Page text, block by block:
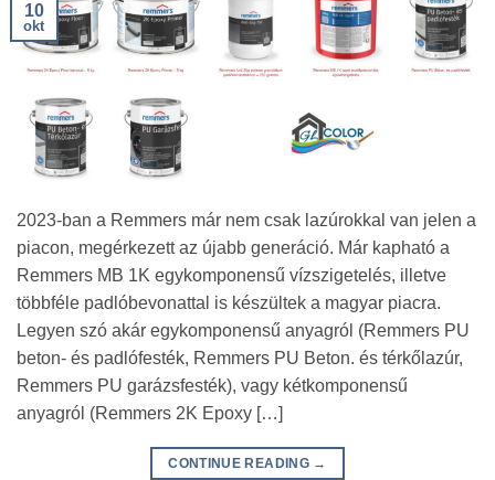
10
okt
2023-ban a Remmers már nem csak lazúrokkal van jelen a
piacon, megérkezett az újabb generáció. Már kapható a
Remmers MB 1K egykomponensű vízszigetelés, illetve
többféle padlóbevonattal is készültek a magyar piacra.
Legyen szó akár egykomponensű anyagról (Remmers PU
beton- és padlófesték, Remmers PU Beton. és térkőlazúr,
Remmers PU garázsfesték), vagy kétkomponensű
anyagról (Remmers 2K Epoxy […]
CONTINUE READING →